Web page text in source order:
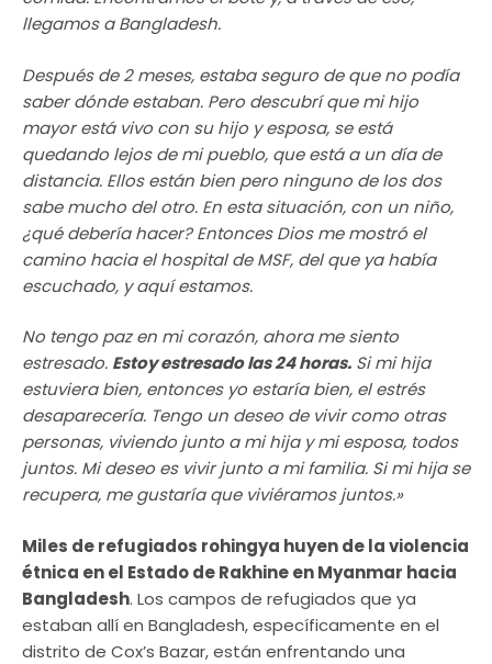
llegamos a Bangladesh.
Después de 2 meses, estaba seguro de que no podía
saber dónde estaban. Pero descubrí que mi hijo
mayor está vivo con su hijo y esposa, se está
quedando lejos de mi pueblo, que está a un día de
distancia. Ellos están bien pero ninguno de los dos
sabe mucho del otro. En esta situación, con un niño,
¿qué debería hacer? Entonces Dios me mostró el
camino hacia el hospital de MSF, del que ya había
escuchado, y aquí estamos.
No tengo paz en mi corazón, ahora me siento
estresado. Estoy estresado las 24 horas. Si mi hija
estuviera bien, entonces yo estaría bien, el estrés
desaparecería. Tengo un deseo de vivir como otras
personas, viviendo junto a mi hija y mi esposa, todos
juntos. Mi deseo es vivir junto a mi familia. Si mi hija se
recupera, me gustaría que viviéramos juntos.»
Miles de refugiados rohingya huyen de la violencia
étnica en el Estado de Rakhine en Myanmar hacia
Bangladesh. Los campos de refugiados que ya
estaban allí en Bangladesh, específicamente en el
distrito de Cox’s Bazar, están enfrentando una